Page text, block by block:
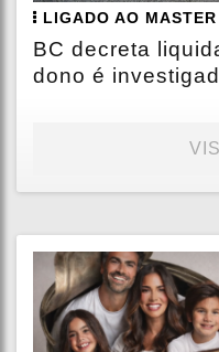
LIGADO AO MASTER
BC decreta
dono é